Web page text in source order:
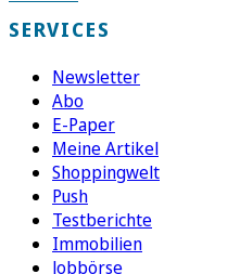
SERVICES
Newsletter
Abo
E-Paper
Meine Artikel
Shoppingwelt
Push
Testberichte
Immobilien
Jobbörse